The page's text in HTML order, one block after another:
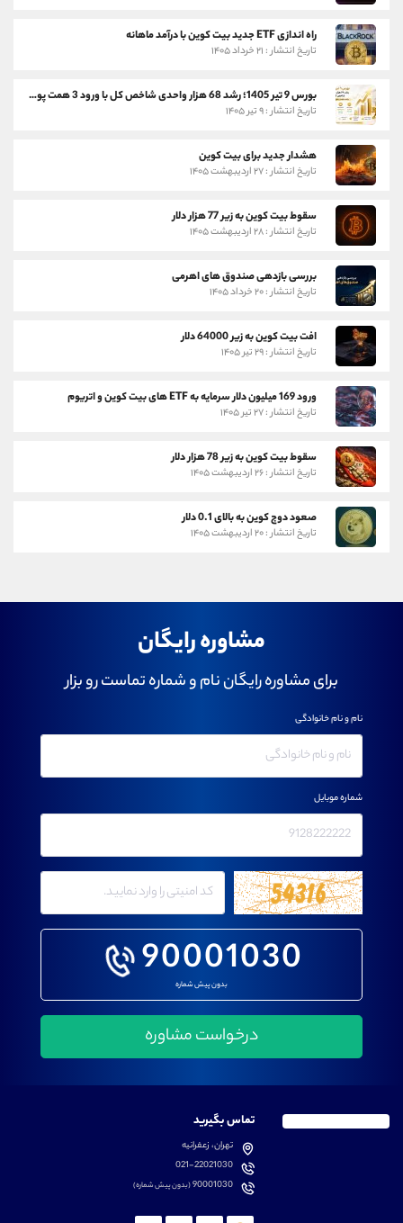
راه اندازی ETF جدید بیت کوین با درآمد ماهانه
تاریخ انتشار : ۲۱ خرداد ۱۴۰۵
بورس 9 تیر 1405؛ رشد 68 هزار واحدی شاخص کل با ورود 3 همت پول حقیقی
تاریخ انتشار : ۹ تیر ۱۴۰۵
هشدار جدید برای بیت کوین
تاریخ انتشار : ۲۷ اردیبهشت ۱۴۰۵
سقوط بیت کوین به زیر 77 هزار دلار
تاریخ انتشار : ۲۸ اردیبهشت ۱۴۰۵
بررسی بازدهی صندوق های اهرمی
تاریخ انتشار : ۲۰ خرداد ۱۴۰۵
افت بیت کوین به زیر 64000 دلار
تاریخ انتشار : ۲۹ تیر ۱۴۰۵
ورود 169 میلیون دلار سرمایه به ETF های بیت کوین و اتریوم
تاریخ انتشار : ۲۷ تیر ۱۴۰۵
سقوط بیت کوین به زیر 78 هزار دلار
تاریخ انتشار : ۲۶ اردیبهشت ۱۴۰۵
صعود دوج کوین به بالای 0.1 دلار
تاریخ انتشار : ۲۰ اردیبهشت ۱۴۰۵
مشاوره رایگان
برای مشاوره رایگان نام و شماره تماست رو بزار
90001030
بدون پیش شماره
نام و نام خانوادگی
شماره موبایل
تماس بگیرید
تهران، زعفرانیه
021-22021030
90001030(بدون پیش شماره)